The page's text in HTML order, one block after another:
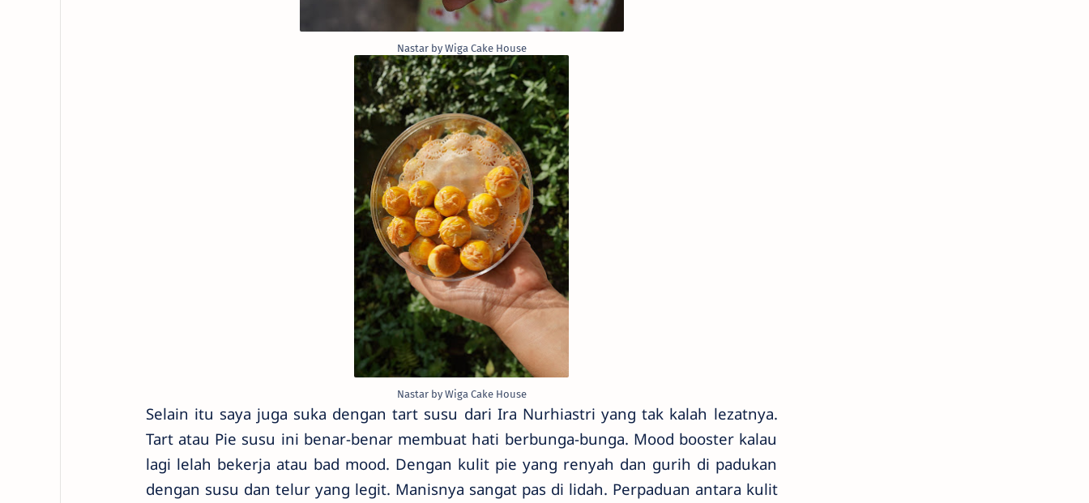
Nastar by Wiga Cake House
Nastar by Wiga Cake House
Selain itu saya juga suka dengan tart susu dari Ira Nurhiastri yang tak kalah lezatnya.
Tart atau Pie susu ini benar-benar membuat hati berbunga-bunga. Mood booster kalau
lagi lelah bekerja atau bad mood. Dengan kulit pie yang renyah dan gurih di padukan
dengan susu dan telur yang legit. Manisnya sangat pas di lidah. Perpaduan antara kulit